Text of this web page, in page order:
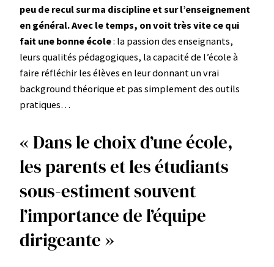
peu de recul sur ma discipline et sur l’enseignement
en général. Avec le temps, on voit très vite ce qui
fait une bonne école: la passion des enseignants,
leurs qualités pédagogiques, la capacité de l’école à
faire réfléchir les élèves en leur donnant un vrai
background théorique et pas simplement des outils
pratiques…
« Dans le choix d’une école,
les parents et les étudiants
sous-estiment souvent
l’importance de l’équipe
dirigeante »